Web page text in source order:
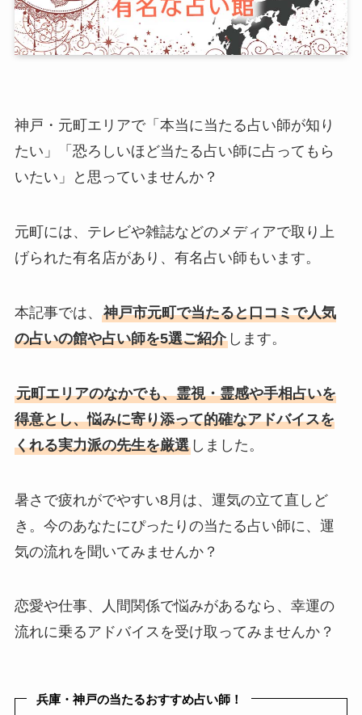
神戸・元町エリアで「本当に当たる占い師が知り
たい」「恐ろしいほど当たる占い師に占ってもら
いたい」と思っていませんか？
元町には、テレビや雑誌などのメディアで取り上
げられた有名店があり、有名占い師もいます。
本記事では、 神戸市元町で当たると口コミで人気
の占いの館や占い師を5選ご紹介します。
元町エリアのなかでも、霊視・霊感や手相占いを
得意とし、悩みに寄り添って的確なアドバイスを
くれる実力派の先生を厳選しました。
暑さで疲れがでやすい8月は、運気の立て直しど
き。今のあなたにぴったりの当たる占い師に、運
気の流れを聞いてみませんか？
恋愛や仕事、人間関係で悩みがあるなら、幸運の
流れに乗るアドバイスを受け取ってみませんか？
兵庫・神戸の当たるおすすめ占い師！